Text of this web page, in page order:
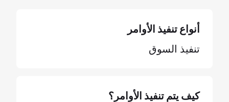
أنواع تنفيذ الأوامر
تنفيذ السوق
كيف يتم تنفيذ الأوامر؟